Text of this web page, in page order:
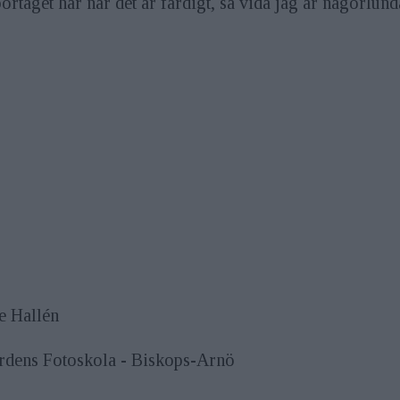
Hallén
Fotoskola - Biskops-Arnö